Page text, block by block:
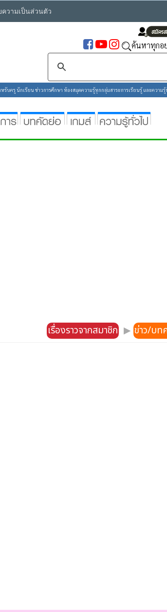
ความเป็นส่วนตัว
ค้นหาทุกอ
รับครู นักเรียน ข่าวการศึกษา ห้องสมุดความรู้ทุกกลุ่มสาระการเรียนรู้ และความ
เรื่องราวจากสมาชิก ▶ ข่าว/บท